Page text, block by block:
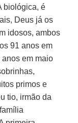
biológica, é
Deus já os
idosos, ambos
91 anos em
em maio
primos e
tio, irmão da